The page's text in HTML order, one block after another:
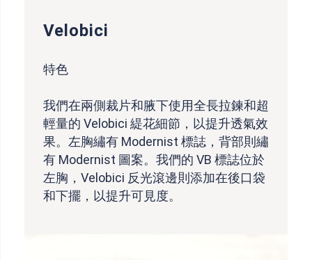
Velobici
特色
我們在兩側裁片和腋下使用全長拉鍊和超
輕量的 Velobici 緹花細節，以提升透氣效
果。左胸繡有 Modernist 標誌，背部則繡
有 Modernist 圖案。我們的 VB 標誌位於
左胸，Velobici 反光滾邊則添加在後口袋
和下擺，以提升可見度。